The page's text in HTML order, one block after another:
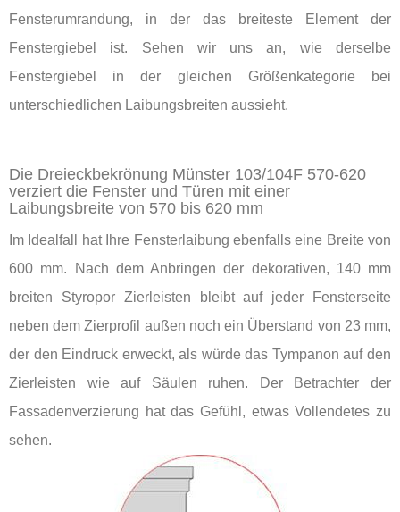
Fensterumrandung, in der das breiteste Element der
Fenstergiebel ist. Sehen wir uns an, wie derselbe
Fenstergiebel in der gleichen Größenkategorie bei
unterschiedlichen Laibungsbreiten aussieht.
Die Dreieckbekrönung Münster 103/104F 570-620
verziert die Fenster und Türen mit einer
Laibungsbreite von 570 bis 620 mm
Im Idealfall hat Ihre Fensterlaibung ebenfalls eine Breite von
600 mm. Nach dem Anbringen der dekorativen, 140 mm
breiten Styropor Zierleisten bleibt auf jeder Fensterseite
neben dem Zierprofil außen noch ein Überstand von 23 mm,
der den Eindruck erweckt, als würde das Tympanon auf den
Zierleisten wie auf Säulen ruhen. Der Betrachter der
Fassadenverzierung hat das Gefühl, etwas Vollendetes zu
sehen.